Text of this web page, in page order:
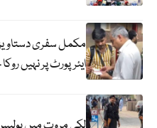
مکمل سفری
ایئرپورٹ پر نہیں